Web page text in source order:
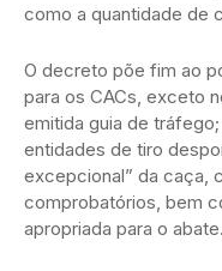
como a quantidade de
O decreto põe fim ao
para os CACs, exceto
emitida guia de
entidades de tiro
excepcional” da caça,
comprobatórios, bem
apropriada para o abate.